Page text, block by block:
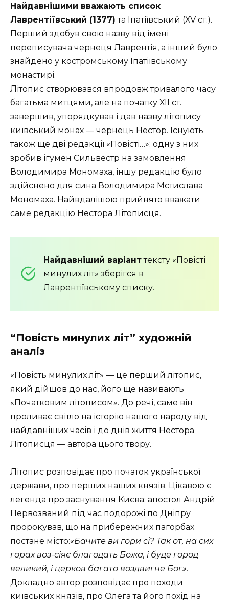
Найдавнішими вважають список
Лаврентіївський (1377) та Іпатіївський (ХV ст.).
Перший здобув свою назву від імені
переписувача чернеця Лаврентія, а інший було
знайдено у костромському Іпатіївському
монастирі.
Літопис створювався впродовж тривалого часу
багатьма митцями, але на початку ХІІ ст.
завершив, упорядкував і дав назву літопису
київський монах — чернець Нестор. Існують
також ще дві редакції «Повісті…»: одну з них
зробив ігумен Сильвестр на замовлення
Володимира Мономаха, іншу редакцію було
здійснено для сина Володимира Мстислава
Мономаха. Найвдалішою прийнято вважати
саме редакцію Нестора Літописця.
Найдавніший варіанттексту «Повісті
минулих літ» зберігся в
Лаврентіївському списку.
“Повість минулих літ” художній
аналіз
«Повість минулих літ» — це перший літопис,
який дійшов до нас, його ще називають
«Початковим літописом». До речі, саме він
проливає світло на історію нашого народу від
найдавніших часів і до днів життя Нестора
Літописця — автора цього твору.
Літопис розповідає про початок української
держави, про перших наших князів. Цікавою є
легенда про заснування Києва: апостол Андрій
Первозваний під час подорожі по Дніпру
пророкував, що на прибереж­них пагорбах
постане місто:«Бачите ви гори сі? Так от, на сих
горах воз-сіяє благодать Божа, і буде город
великий, і церков багато воздвигне Бог».
Докладно автор розповідає про походи
київських князів, про Оле­га та його похід на